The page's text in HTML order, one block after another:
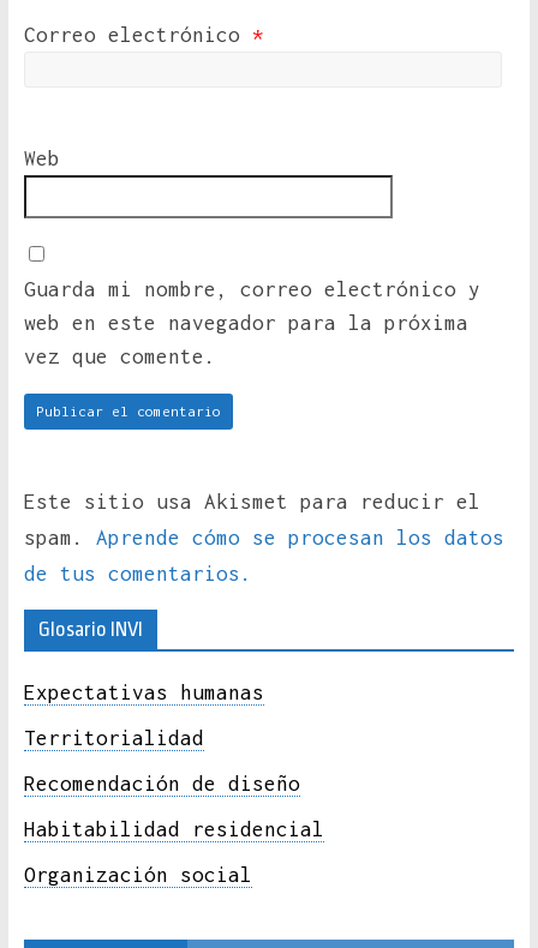
Correo electrónico *
Web
Guarda mi nombre, correo electrónico y
web en este navegador para la próxima
vez que comente.
Este sitio usa Akismet para reducir el
spam. Aprende cómo se procesan los datos
de tus comentarios.
Glosario INVI
Expectativas humanas
Territorialidad
Recomendación de diseño
Habitabilidad residencial
Organización social